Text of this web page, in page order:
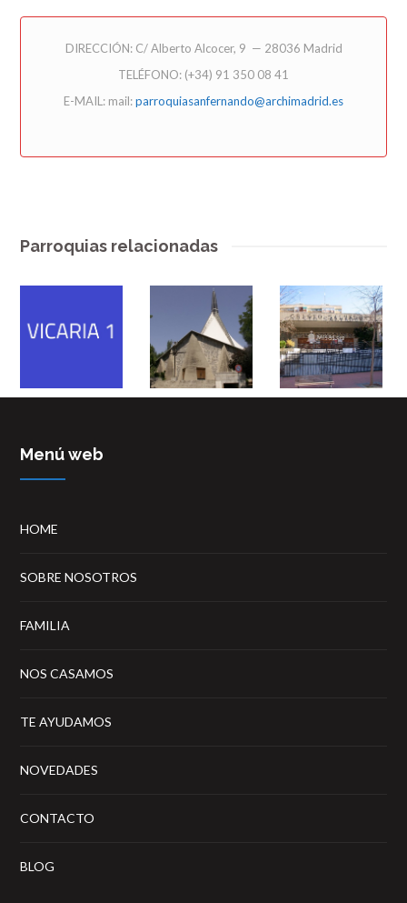
DIRECCIÓN: C/ Alberto Alcocer, 9 — 28036 Madrid
TELÉFONO: (+34) 91 350 08 41
E-MAIL: mail:parroquiasanfernando@archimadrid.es
Parroquias relacionadas
Menú web
HOME
SOBRE NOSOTROS
FAMILIA
NOS CASAMOS
TE AYUDAMOS
NOVEDADES
CONTACTO
BLOG